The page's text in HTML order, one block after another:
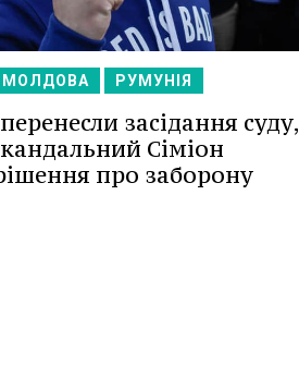
МОЛДОВА РУМУНІЯ
засідання суду,
Сіміон
про заборону